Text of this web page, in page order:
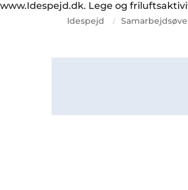
www.Idespejd.dk. Lege og
Idespejd /